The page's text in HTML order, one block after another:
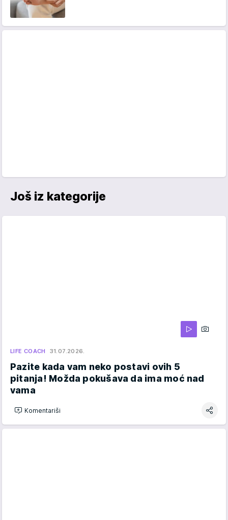
Još iz kategorije
LIFE COACH 31.07.2026.
Pazite kada vam neko postavi ovih 5
pitanja! Možda pokušava da ima moć nad
vama
Komentariši